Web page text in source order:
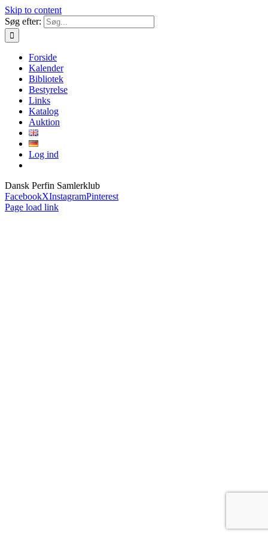
Skip to content
Søg efter:
Forside
Kalender
Bibliotek
Bestyrelse
Links
Katalog
Auktion
Log ind
Dansk Perfin Samlerklub
FacebookXInstagramPinterest
Page load link